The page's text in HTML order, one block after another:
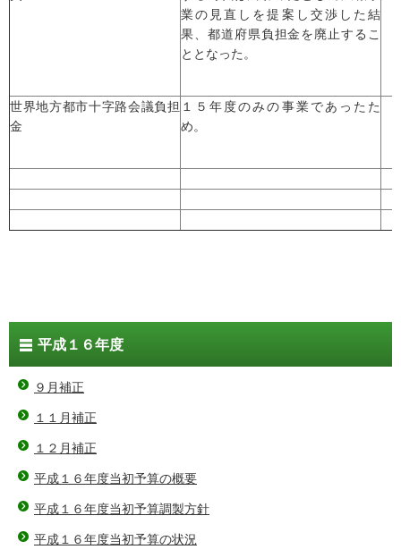
業の見直しを提案し交渉した結
果、都道府県負担金を廃止するこ
ととなった。
世界地方都市十字路会議負担
金
１５年度のみの事業であったた
め。
平成１６年度
９月補正
１１月補正
１２月補正
平成１６年度当初予算の概要
平成１６年度当初予算調製方針
平成１６年度当初予算の状況